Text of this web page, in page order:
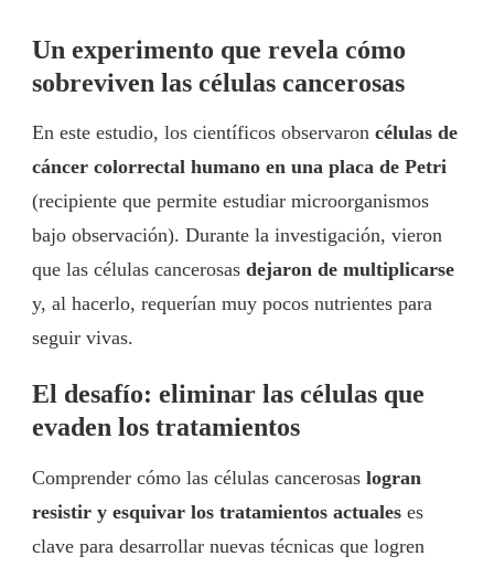
Un experimento que revela cómo
sobreviven las células cancerosas
En este estudio, los científicos observaron células de
cáncer colorrectal humano en una placa de Petri
(recipiente que permite estudiar microorganismos
bajo observación). Durante la investigación, vieron
que las células cancerosas dejaron de multiplicarse
y, al hacerlo, requerían muy pocos nutrientes para
seguir vivas.
El desafío: eliminar las células que
evaden los tratamientos
Comprender cómo las células cancerosas logran
resistir y esquivar los tratamientos actuales es
clave para desarrollar nuevas técnicas que logren